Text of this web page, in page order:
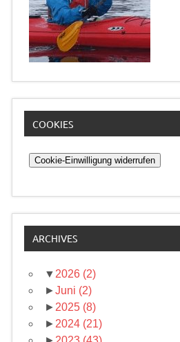
COOKIES
Cookie-Einwilligung widerrufen
ARCHIVES
▼ 2026 (2)
►Juni (2)
► 2025 (8)
► 2024 (21)